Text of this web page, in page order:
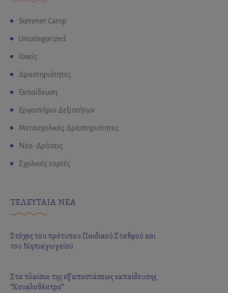
Summer Camp
Uncategorized
Γονείς
Δραστηριότητες
Εκπαίδευση
Εργαστήριο Δεξιοτήτων
Μετασχολικές Δραστηριότητες
Νέα-Δράσεις
Σχολικές εορτές
ΤΕΛΕΥΤΑΙΑ ΝΕΑ
Στόχος του πρότυπου Παιδικού Σταθμού και
του Νηπιαγωγείου
Στα πλαίσια της εξ’αποστάσεως εκπαίδευσης
“Κουκλοθέατρο”